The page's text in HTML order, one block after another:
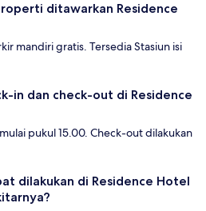
ditawarkan Residence
mandiri gratis. Tersedia Stasiun isi
in dan check-out di Residence
pukul 15.00. Check-out dilakukan
dilakukan di Residence Hotel